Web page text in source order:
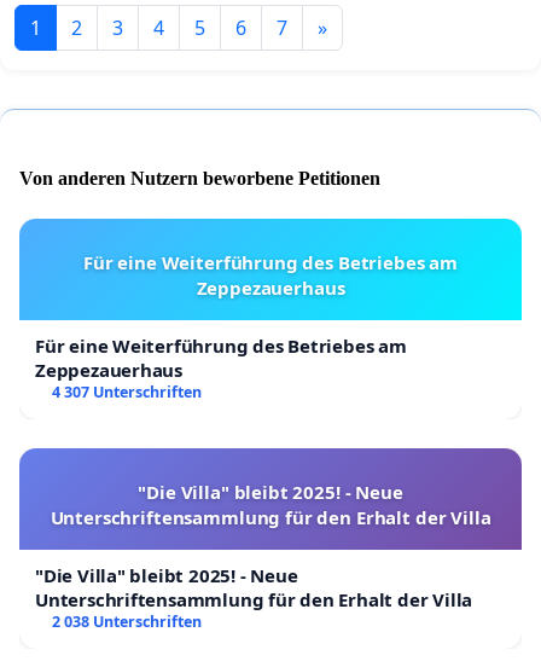
1 2 3 4 5 6 7 »
Von anderen Nutzern beworbene Petitionen
Für eine Weiterführung des Betriebes am
Zeppezauerhaus
Für eine Weiterführung des Betriebes am
Zeppezauerhaus
4 307 Unterschriften
"Die Villa" bleibt 2025! - Neue
Unterschriftensammlung für den Erhalt der Villa
"Die Villa" bleibt 2025! - Neue
Unterschriftensammlung für den Erhalt der Villa
2 038 Unterschriften